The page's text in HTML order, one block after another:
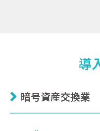
導
暗号資産交換業